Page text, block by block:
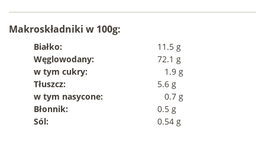
Makroskładniki w 100g:
Białko:
11.5 g
Węglowodany:
72.1 g
w tym cukry:
1.9 g
Tłuszcz:
5.6 g
w tym nasycone:
0.7 g
Błonnik:
0.5 g
Sól:
0.54 g